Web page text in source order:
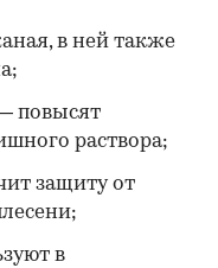
в ней также
повысят
раствора;
защиту от
в